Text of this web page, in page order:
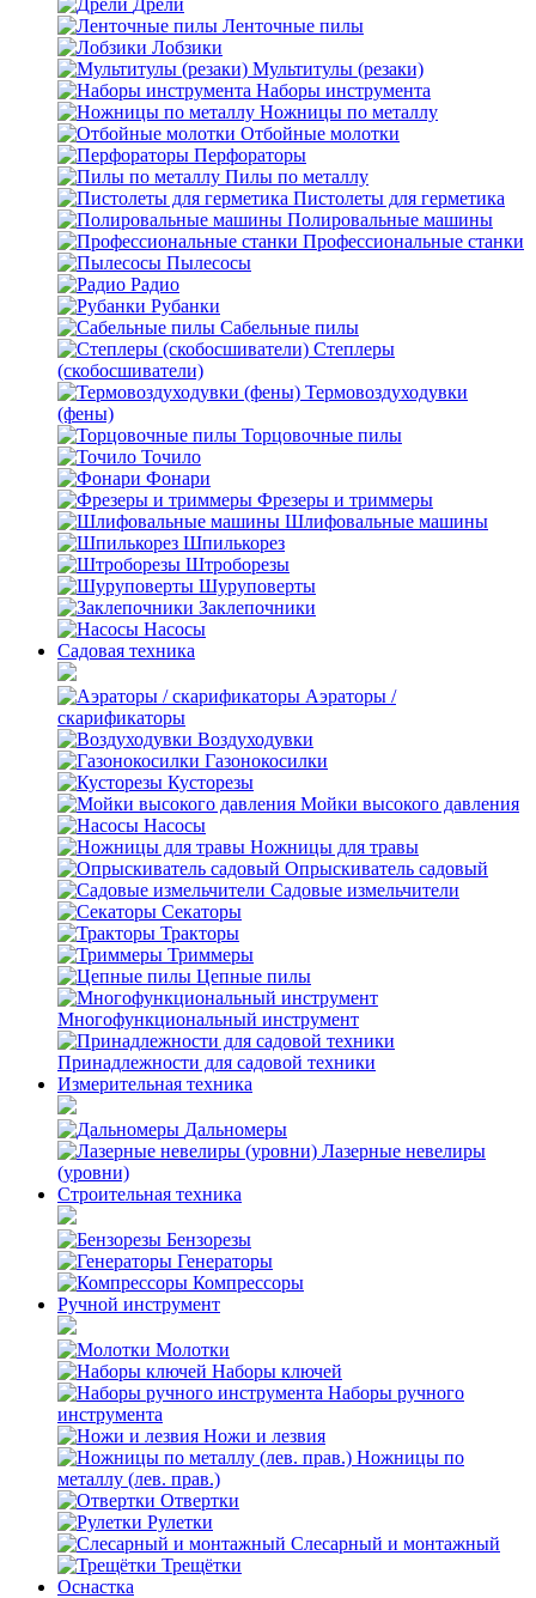
Дрели
Ленточные пилы
Лобзики
Мультитулы (резаки)
Наборы инструмента
Ножницы по металлу
Отбойные молотки
Перфораторы
Пилы по металлу
Пистолеты для герметика
Полировальные машины
Профессиональные станки
Пылесосы
Радио
Рубанки
Сабельные пилы
Степлеры
(скобосшиватели)
Термовоздуходувки
(фены)
Торцовочные пилы
Точило
Фонари
Фрезеры и триммеры
Шлифовальные машины
Шпилькорез
Штроборезы
Шуруповерты
Заклепочники
Насосы
Садовая техника
Аэраторы /
скарификаторы
Воздуходувки
Газонокосилки
Кусторезы
Мойки высокого давления
Насосы
Ножницы для травы
Опрыскиватель садовый
Садовые измельчители
Секаторы
Тракторы
Триммеры
Цепные пилы
Многофункциональный инструмент
Принадлежности для садовой техники
Измерительная техника
Дальномеры
Лазерные невелиры
(уровни)
Строительная техника
Бензорезы
Генераторы
Компрессоры
Ручной инструмент
Молотки
Наборы ключей
Наборы ручного
инструмента
Ножи и лезвия
Ножницы по
металлу (лев. прав.)
Отвертки
Рулетки
Слесарный и монтажный
Трещётки
Оснастка